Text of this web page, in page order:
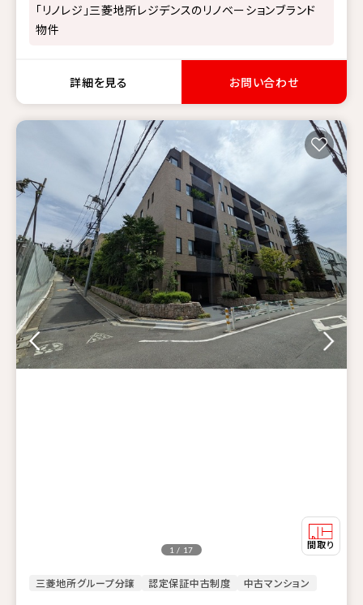
「リノレジ」三菱地所レジデンスのリノベーションブランド
物件
詳細を見る お問い合わせ
三菱地所グループ分譲 認定保証中古制度 中古マンション
1 / 17